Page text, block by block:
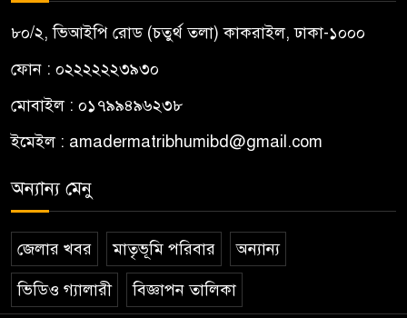
৮০/২, ভিআইপি রোড (চতুর্থ তলা) কাকরাইল, ঢাকা-১০০০
ফোন : ০২২২২২২৩৯৩০
মোবাইল : ০১৭৯৯৪৯৬২৩৮
ইমেইল : amadermatribhumibd@gmail.com
অন্যান্য মেনু
জেলার খবর মাতৃভূমি পরিবার অন্যান্য
ভিডিও গ্যালারী বিজ্ঞাপন তালিকা